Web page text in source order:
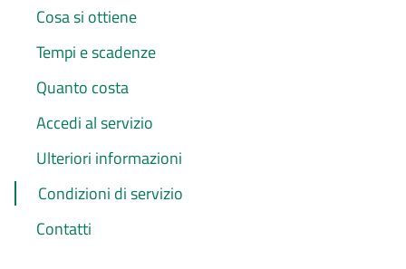
Cosa si ottiene
Tempi e scadenze
Quanto costa
Accedi al servizio
Ulteriori informazioni
Condizioni di servizio
Contatti